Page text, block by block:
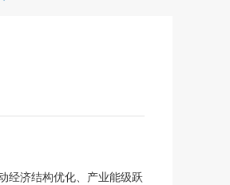
经济结构优化、产业能级跃